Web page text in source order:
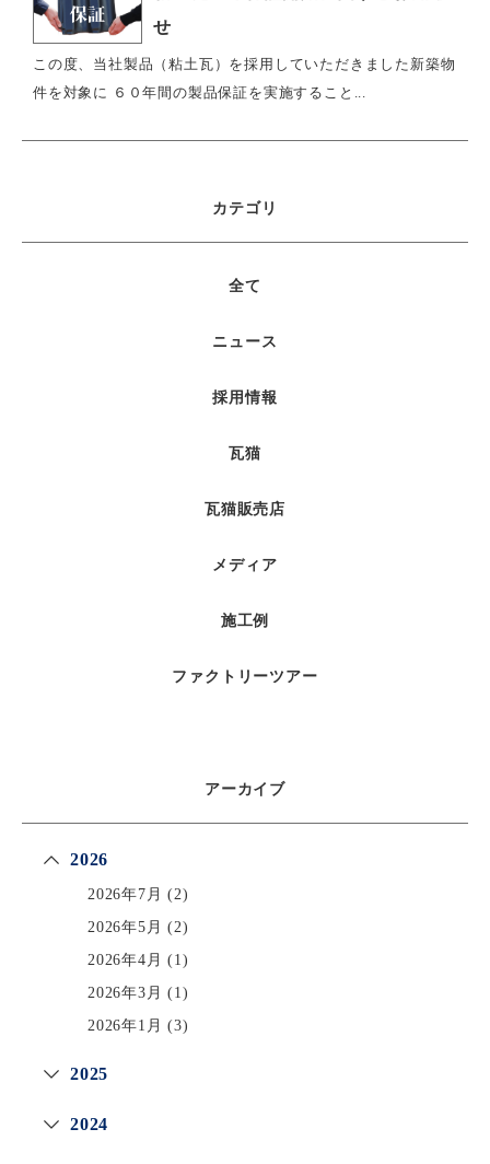
せ
この度、当社製品（粘土瓦）を採用していただきました新築物
件を対象に ６０年間の製品保証を実施すること...
カテゴリ
全て
ニュース
採用情報
瓦猫
瓦猫販売店
メディア
施工例
ファクトリーツアー
アーカイブ
2026
2026年7月 (2)
2026年5月 (2)
2026年4月 (1)
2026年3月 (1)
2026年1月 (3)
2025
2024